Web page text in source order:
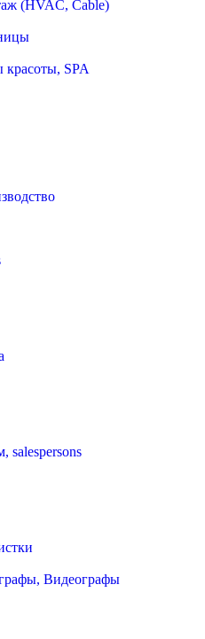
(HVAC, Cable)
красоты, SPA
Видеографы